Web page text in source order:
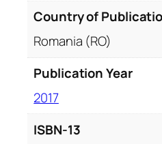
Country of
Romania (RO)
Publication Year
2017
ISBN-13